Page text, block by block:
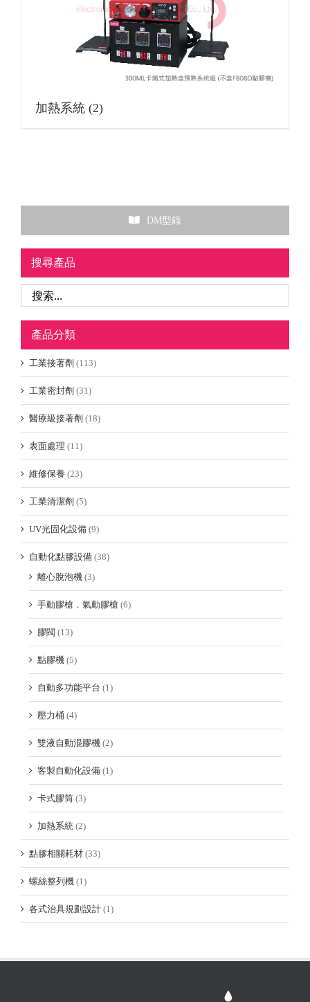
加熱系統 (2)
DM型錄
搜尋產品
產品分類
工業接著劑 (113)
工業密封劑 (31)
醫療級接著劑 (18)
表面處理 (11)
維修保養 (23)
工業清潔劑 (5)
UV光固化設備 (9)
自動化點膠設備 (38)
離心脫泡機 (3)
手動膠槍．氣動膠槍 (6)
膠閥 (13)
點膠機 (5)
自動多功能平台 (1)
壓力桶 (4)
雙液自動混膠機 (2)
客製自動化設備 (1)
卡式膠筒 (3)
加熱系統 (2)
點膠相關耗材 (33)
螺絲整列機 (1)
各式治具規劃設計 (1)